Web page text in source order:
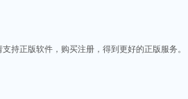
持正版软件，购买注册，得到更好的正版服务。